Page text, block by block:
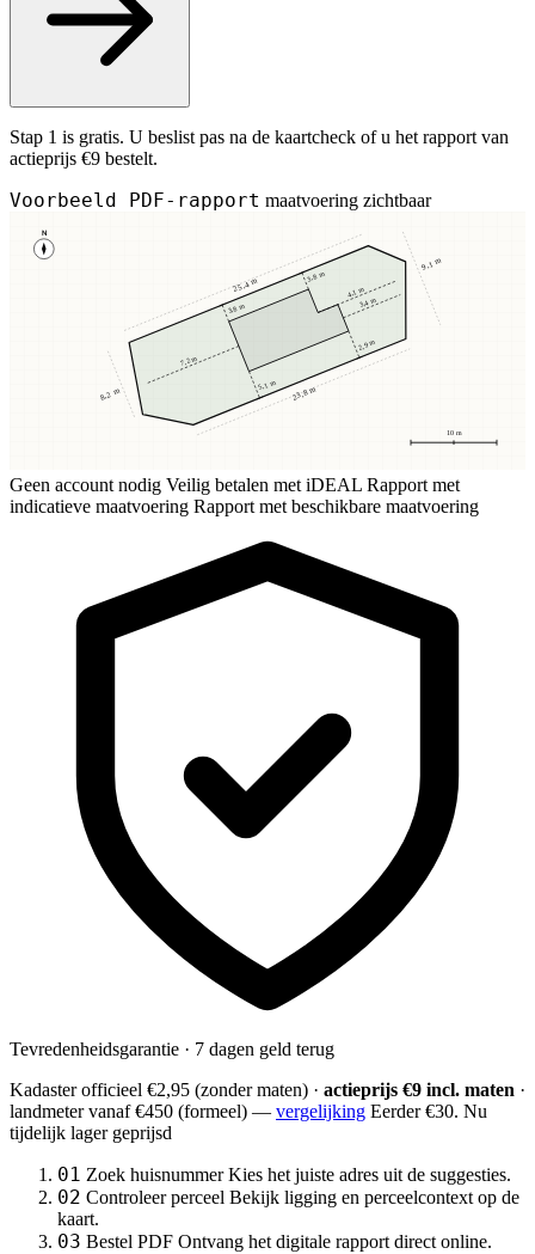
Stap 1 is gratis. U beslist pas na de kaartcheck of u het rapport van
actieprijs €9 bestelt.
Voorbeeld PDF-rapport maatvoering zichtbaar
N
10 m
3,8 m
3,8 m
5,1 m
2,9 m
7,2 m
3,4 m
4,1 m
25,4 m
23,8 m
8,2 m
9,1 m
Geen account nodig Veilig betalen met iDEAL Rapport met
indicatieve maatvoering Rapport met beschikbare maatvoering
Tevredenheidsgarantie · 7 dagen geld terug
Kadaster officieel €2,95 (zonder maten) · actieprijs €9 incl. maten ·
landmetervanaf €450 (formeel) — vergelijking Eerder €30. Nu
tijdelijk lager geprijsd
01 Zoek huisnummer Kies het juiste adres uit de suggesties.
02 Controleer perceel Bekijk ligging en perceelcontext op de
kaart.
03 Bestel PDF Ontvang het digitale rapport direct online.